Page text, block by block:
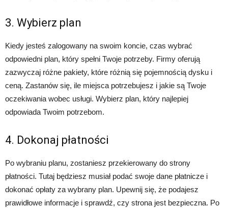
3. Wybierz plan
Kiedy jesteś zalogowany na swoim koncie, czas wybrać
odpowiedni plan, który spełni Twoje potrzeby. Firmy oferują
zazwyczaj różne pakiety, które różnią się pojemnością dysku i
ceną. Zastanów się, ile miejsca potrzebujesz i jakie są Twoje
oczekiwania wobec usługi. Wybierz plan, który najlepiej
odpowiada Twoim potrzebom.
4. Dokonaj płatności
Po wybraniu planu, zostaniesz przekierowany do strony
płatności. Tutaj będziesz musiał podać swoje dane płatnicze i
dokonać opłaty za wybrany plan. Upewnij się, że podajesz
prawidłowe informacje i sprawdź, czy strona jest bezpieczna. Po